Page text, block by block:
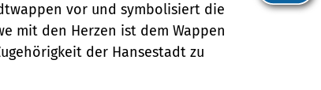
vor und symbolisiert die
mit den Herzen ist dem Wappen
der Hansestadt zu